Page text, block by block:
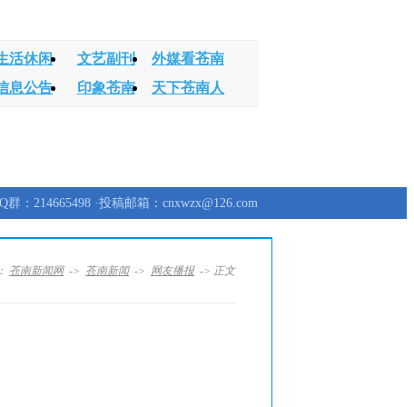
活休闲 文艺副刊
外媒看苍南
息公告 印象苍南 天下苍南人
群：214665498 ·投稿邮箱：cnxwzx@126.com
苍南新闻网-> 苍南新闻-> 网友播报 -> 正文